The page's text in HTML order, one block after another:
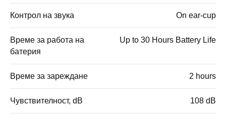
Контрол на звука On ear-cup
Време за работа на
батерия
Up to 30 Hours Battery Life
Време за зареждане 2 hours
Чувствителност, dB 108 dB